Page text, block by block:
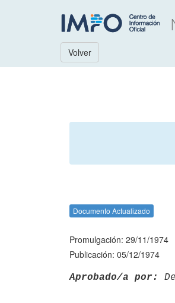
Volver
Documento Actualizado
Promulgación: 29/11/1974
Publicación: 05/12/1974
Aprobado/a por: